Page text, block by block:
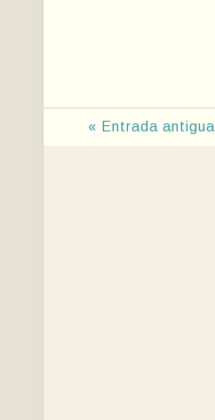
« Entrada antigua